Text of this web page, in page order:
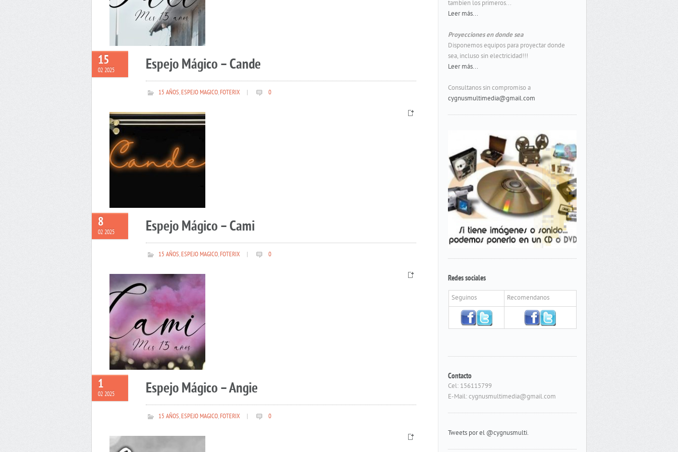
15
02 2025 Espejo Mágico – Cande
15 AÑOS,ESPEJO MAGICO,FOTERIX 0
8
02 2025 Espejo Mágico – Cami
15 AÑOS,ESPEJO MAGICO,FOTERIX 0
1
02 2025 Espejo Mágico – Angie
15 AÑOS,ESPEJO MAGICO,FOTERIX 0
tambien los primeros...
Leer más...
Proyecciones en donde sea
Disponemos equipos para proyectar donde
sea, incluso sin electricidad!!!
Leer más...
Consultanos sin compromiso a
cygnusmultimedia@gmail.com
Redes sociales
Seguinos Recomendanos
Contacto
Cel: 156115799